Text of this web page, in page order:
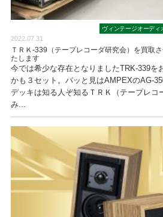
ヴィンテージオーディ
2022.07.31
ＴＲＫ-339（テープレコーダ研究会）を買取
たします
今では希少な存在となりましたTRK-339を
かも３セット。パッと見はAMPEXのAG-
デッキは知る人ぞ知るＴＲＫ（テープレコ
み...